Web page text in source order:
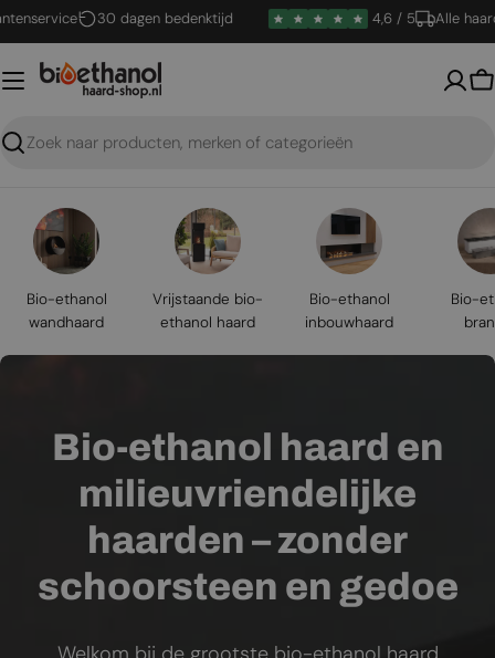
Ga
naar
inhoud
30 dagen bedenktijd 4,6 / 5 Alle haarden
Zoeken
Bio-ethanol
wandhaard
Vrijstaande bio-
ethanol haard
Bio-ethanol
inbouwhaard
Bio-
Bio-ethanol haard en
milieuvriendelijke
haarden – zonder
schoorsteen en gedoe